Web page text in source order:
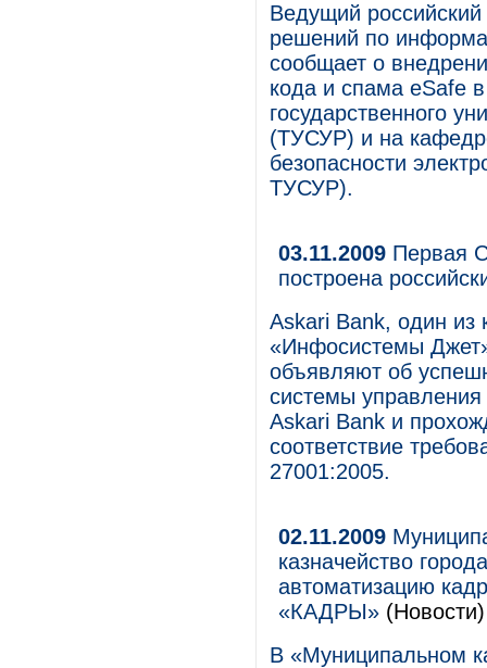
Ведущий российский
решений по
сообщает о
кода и спама eSafe
государственного
(ТУСУР) и на
безопасности
ТУСУР).
03.11.2009 Первая
построена
Askari Bank, один из
«Инфосистемы
объявляют об
системы
Askari Bank и
соответствие
27001:2005.
02.11.2009
казначейство
автоматизацию
«КАДРЫ» (Новости)
В «Муниципальном